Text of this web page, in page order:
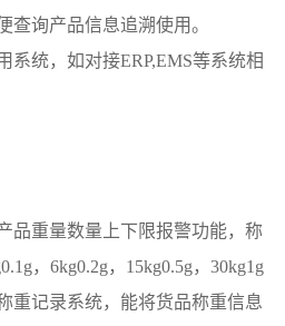
查询产品信息追溯使用。
系统，如对接ERP,EMS等系统相
品重量数量上下限报警功能，称
，6kg0.2g，15kg0.5g，30kg1g
重记录系统，能将货品称重信息